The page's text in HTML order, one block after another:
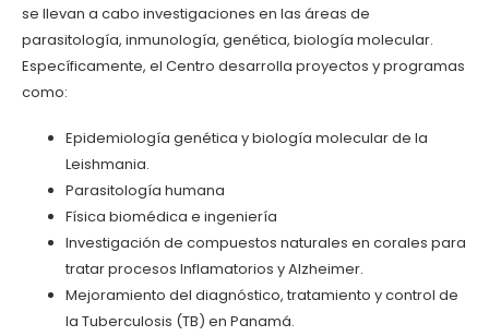
se llevan a cabo investigaciones en las áreas de
parasitología, inmunología, genética, biología molecular.
Específicamente, el Centro desarrolla proyectos y programas
como:
Epidemiología genética y biología molecular de la
Leishmania.
Parasitología humana
Física biomédica e ingeniería
Investigación de compuestos naturales en corales para
tratar procesos Inflamatorios y Alzheimer.
Mejoramiento del diagnóstico, tratamiento y control de
la Tuberculosis (TB) en Panamá.